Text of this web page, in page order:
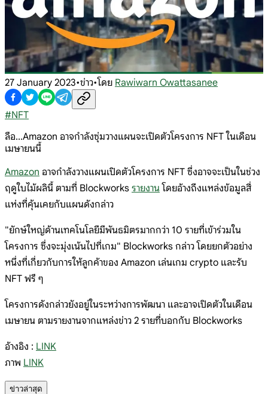
27 January 2023•ข่าว•โดย Rawiwarn Owattasanee
#NFT
ลือ...Amazon อาจกำลังซุ่มวางแผนจะเปิดตัวโครงการ NFT ในเดือน
เมษายนนี้
Amazon อาจกำลังวางแผนเปิดตัวโครงการ NFT ซึ่งอาจจะเป็นในช่วง
ฤดูใบไม้ผลินี้ ตามที่ Blockworks รายงานโดยอ้างถึงแหล่งข้อมูลสี่
แห่งที่คุ้นเคยกับแผนดังกล่าว
"ยักษ์ใหญ่ด้านเทคโนโลยีมีพันธมิตรมากกว่า 10 รายที่เข้าร่วมใน
โครงการ ซึ่งจะมุ่งเน้นไปที่เกม" Blockworks กล่าว โดยยกตัวอย่าง
หนึ่งที่เกี่ยวกับการให้ลูกค้าของ Amazon เล่นเกม crypto และรับ
NFT ฟรี ๆ
โครงการดังกล่าวยังอยู่ในระหว่างการพัฒนา และอาจเปิดตัวในเดือน
เมษายน ตามรายงานจากแหล่งข่าว 2 รายที่บอกกับ Blockworks
อ้างอิง : LINK
ภาพ LINK
ข่าวล่าสุด